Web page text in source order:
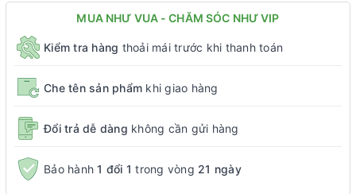
MUA NHƯ VUA - CHĂM SÓC NHƯ VIP
Kiểm tra hàng thoải mái trước khi thanh toán
Che tên sản phẩm khi giao hàng
Đổi trả dễ dàng không cần gửi hàng
Bảo hành1 đổi 1 trong vòng 21 ngày